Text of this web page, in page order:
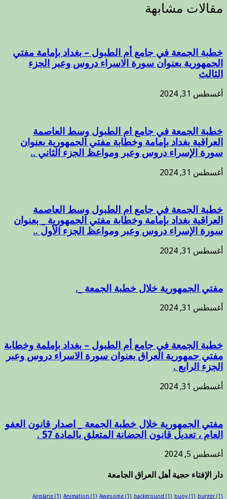
مقالات مشابهة
خطبة الجمعة في جامع أم الطبول – بغداد بإمامة مفتي
الجمهورية بعنوان سورة الاسراء دروس وعبر الجزء
الثالث
أغسطس 31, 2024
خطبة الجمعة في جامع ام الطبول وسط العاصمة
العراقية بغداد بإمامة وخطابة مفتي الجمهورية بعنوان
سورة الإسراء دروس وعبر ومواعظ الجزء الثاني ..
أغسطس 31, 2024
خطبة الجمعة في جامع ام الطبول وسط العاصمة
العراقية بغداد بإمامة وخطابة مفتي الجمهورية _ بعنوان
سورة الإسراء دروس وعبر ومواعظ الجزء الأول ..
أغسطس 31, 2024
مفتي الجمهورية خلال خطبة الجمعة _.
أغسطس 31, 2024
خطبة الجمعة في جامع أم الطبول – بغداد بإملمة وخطابة
مفتي جمهورية العراق بعنوان سورة الاسراء دروس وعبر
الجزء الرابع .
أغسطس 31, 2024
مفتي الجمهورية خلال خطبة الجمعة _ اصدار قانون العفو
العام ، تعديل قانون الحضانة المتعلق بالمادة 57 .
أغسطس 5, 2024
دار الإفتاء حجية أهل العراق الجامعة
Airplane (1) Animation (1) Awesome (1) background (1) buoy (1) burger (1)